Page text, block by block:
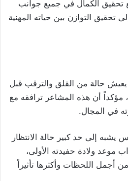
تحقيق الكمال في جميع جوانب
تحقيق التوازن بين حياته المهنية
حالة من القلق والترقب قبل
أن هذه المشاعر ترافقه مع
في المجال.
يشبه إلى حد كبير حالة الانتظار
موعد ولادة حفيدته الأولى،
أجمل اللحظات وأكثرها تأثيراً